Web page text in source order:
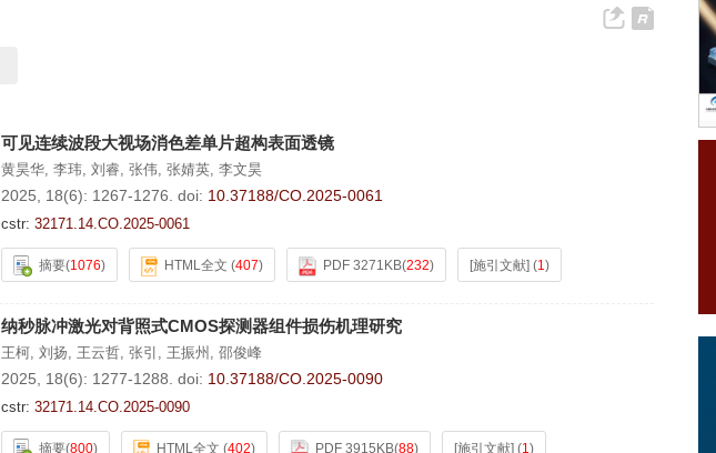
可见连续波段大视场消色差单片超构表面透镜
黄昊华, 李玮, 刘睿, 张伟, 张婧英, 李文昊
2025, 18(6): 1267-1276. doi: 10.37188/CO.2025-0061
cstr: 32171.14.CO.2025-0061
摘要(1076) HTML全文 (407) PDF 3271KB(232) [施引文献] (1)
纳秒脉冲激光对背照式CMOS探测器组件损伤机理研究
王柯, 刘扬, 王云哲, 张引 , 王振州 , 邵俊峰
2025, 18(6): 1277-1288. doi: 10.37188/CO.2025-0090
cstr: 32171.14.CO.2025-0090
摘要(800) HTML全文 (402) PDF 3915KB(88) [施引文献] (1)